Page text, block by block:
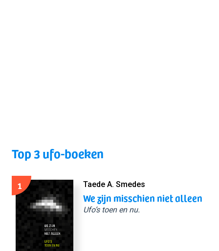
Top 3 ufo-boeken
1 Taede A. Smedes
We zijn misschien niet alleen
Ufo’s toen en nu.